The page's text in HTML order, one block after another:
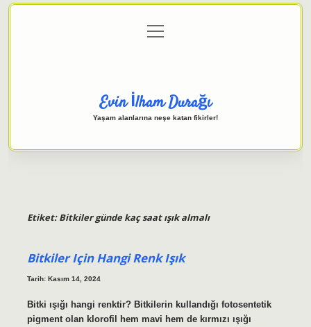
Gizlilik Politikası
menüyü
aç
Evin İlham Durağı
Yaşam alanlarına neşe katan fikirler!
Etiket:Bitkiler günde kaç saat ışık almalı
Bitkiler Için Hangi Renk Işık
Tarih: Kasım 14, 2024
Bitki ışığı hangi renktir? Bitkilerin kullandığı fotosentetik
pigment olan klorofil hem mavi hem de kırmızı ışığı